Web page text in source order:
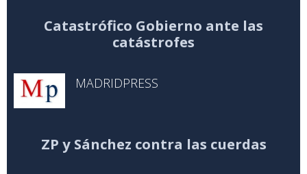
Catastrófico Gobierno ante las
catástrofes
MADRIDPRESS
ZP y Sánchez contra las cuerdas